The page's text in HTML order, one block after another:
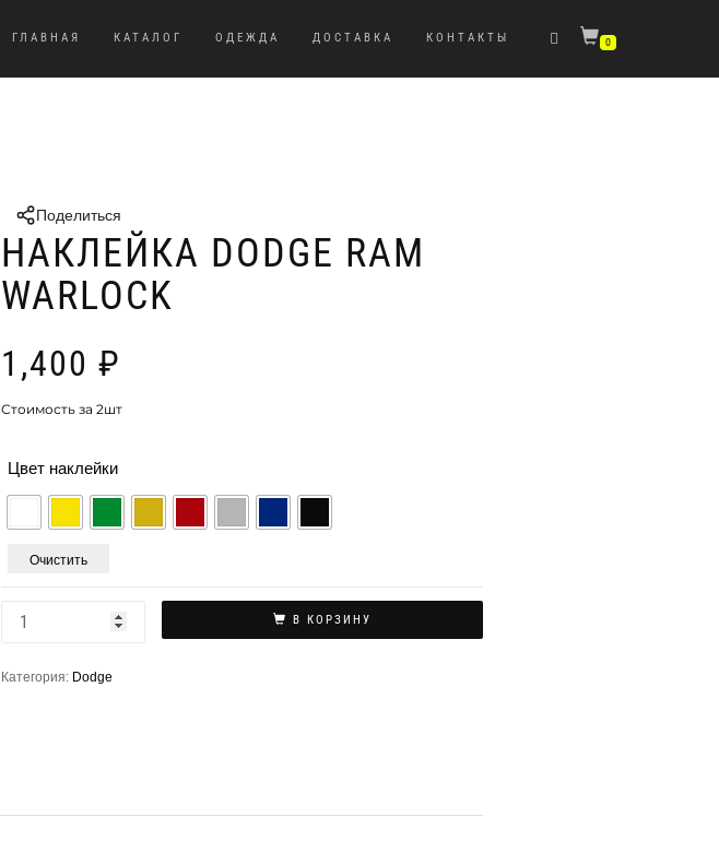
ГЛАВНАЯ КАТАЛОГ ОДЕЖДА ДОСТАВКА КОНТАКТЫ 0
Поделиться
НАКЛЕЙКА DODGE RAM
WARLOCK
1,400 ₽
Стоимость за 2шт
Цвет наклейки
Очистить
В КОРЗИНУ
Категория: Dodge